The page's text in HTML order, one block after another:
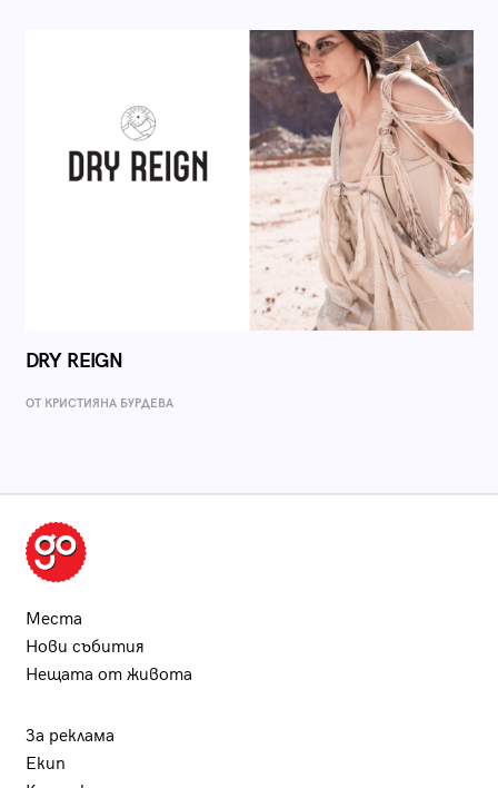
DRY REIGN
ОТ КРИСТИЯНА БУРДЕВА
Места
Нови събития
Нещата от живота
За реклама
Екип